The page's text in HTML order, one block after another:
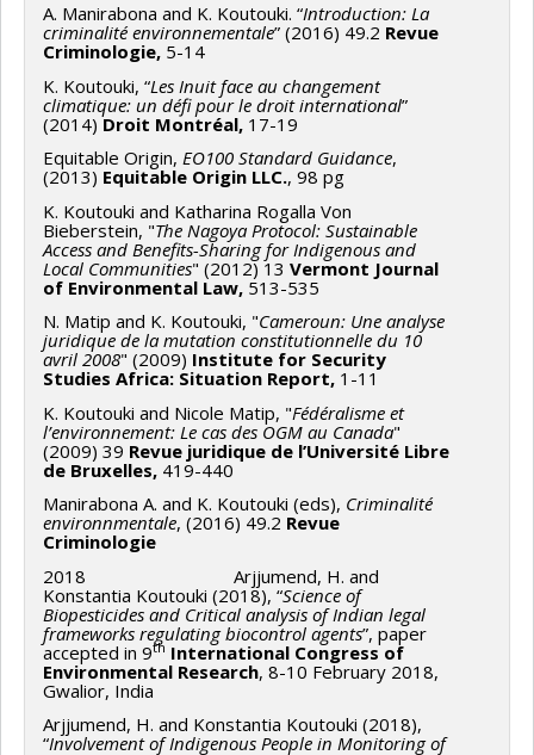
A. Manirabona and K. Koutouki. “Introduction: La
criminalité environnementale” (2016) 49.2 Revue
Criminologie, 5-14
K. Koutouki, “Les Inuit face au changement
climatique: un défi pour le droit international”
(2014)Droit Montréal, 17-19
Equitable Origin, EO100 Standard Guidance,
(2013) Equitable Origin LLC., 98 pg
K. Koutouki and Katharina Rogalla Von
Bieberstein, "The Nagoya Protocol: Sustainable
Access and Benefits-Sharing for Indigenous and
Local Communities" (2012) 13 Vermont Journal
of Environmental Law, 513-535
N. Matip and K. Koutouki, "Cameroun: Une analyse
juridique de la mutation constitutionnelle du 10
avril 2008" (2009) Institute for Security
Studies Africa: Situation Report, 1-11
K. Koutouki and Nicole Matip, "Fédéralisme et
l’environnement: Le cas des OGM au Canada"
(2009) 39 Revue juridique de l’Université Libre
de Bruxelles, 419-440
Manirabona A. and K. Koutouki (eds), Criminalité
environnmentale, (2016) 49.2 Revue
Criminologie
2018 Arjjumend, H. and
Konstantia Koutouki (2018), “Science of
Biopesticides and Critical analysis of Indian legal
frameworks regulating biocontrol agents”, paper
accepted in 9th International Congress of
Environmental Research, 8-10 February 2018,
Gwalior, India
Arjjumend, H. and Konstantia Koutouki (2018),
“Involvement of Indigenous People in Monitoring of